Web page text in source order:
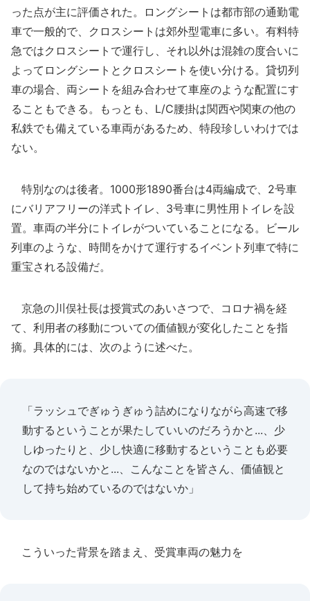
った点が主に評価された。ロングシートは都市部の通勤電
車で一般的で、クロスシートは郊外型電車に多い。有料特
急ではクロスシートで運行し、それ以外は混雑の度合いに
よってロングシートとクロスシートを使い分ける。貸切列
車の場合、両シートを組み合わせて車座のような配置にす
ることもできる。もっとも、L/C腰掛は関西や関東の他の
私鉄でも備えている車両があるため、特段珍しいわけでは
ない。
特別なのは後者。1000形1890番台は4両編成で、2号車
にバリアフリーの洋式トイレ、3号車に男性用トイレを設
置。車両の半分にトイレがついていることになる。ビール
列車のような、時間をかけて運行するイベント列車で特に
重宝される設備だ。
京急の川俣社長は授賞式のあいさつで、コロナ禍を経
て、利用者の移動についての価値観が変化したことを指
摘。具体的には、次のように述べた。
「ラッシュでぎゅうぎゅう詰めになりながら高速で移
動するということが果たしていいのだろうかと...、少
しゆったりと、少し快適に移動するということも必要
なのではないかと...、こんなことを皆さん、価値観と
して持ち始めているのではないか」
こういった背景を踏まえ、受賞車両の魅力を